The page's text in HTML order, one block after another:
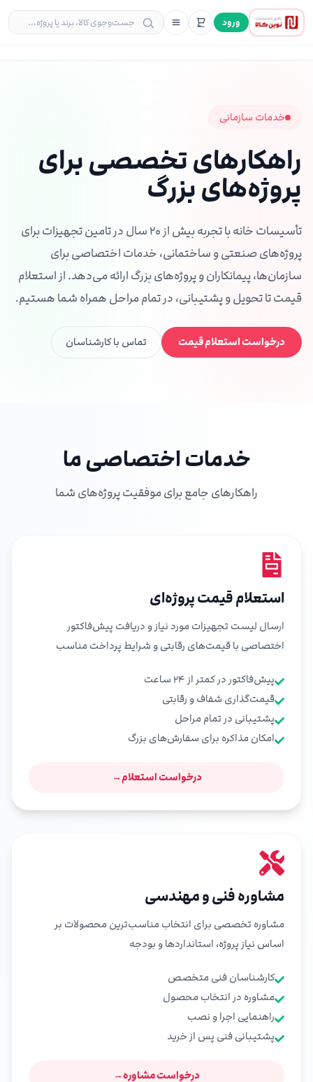
ورود
خدمات سازمانی
راهکارهای تخصصی برای
پروژه‌های بزرگ
تأسیسات خانه با تجربه بیش از ۲۰ سال در تامین تجهیزات برای
پروژه‌های صنعتی و ساختمانی، خدمات اختصاصی برای
سازمان‌ها، پیمانکاران و پروژه‌های بزرگ ارائه می‌دهد. از استعلام
قیمت تا تحویل و پشتیبانی، در تمام مراحل همراه شما هستیم.
درخواست استعلام قیمت تماس با کارشناسان
خدمات اختصاصی ما
راهکارهای جامع برای موفقیت پروژه‌های شما
استعلام قیمت پروژه‌ای
ارسال لیست تجهیزات مورد نیاز و دریافت پیش‌فاکتور
اختصاصی با قیمت‌های رقابتی و شرایط پرداخت مناسب
پیش‌فاکتور در کمتر از ۲۴ ساعت
قیمت‌گذاری شفاف و رقابتی
پشتیبانی در تمام مراحل
امکان مذاکره برای سفارش‌های بزرگ
درخواست استعلام→
مشاوره فنی و مهندسی
مشاوره تخصصی برای انتخاب مناسب‌ترین محصولات بر
اساس نیاز پروژه، استانداردها و بودجه
کارشناسان فنی متخصص
مشاوره در انتخاب محصول
راهنمایی اجرا و نصب
پشتیبانی فنی پس از خرید
درخواست مشاوره→